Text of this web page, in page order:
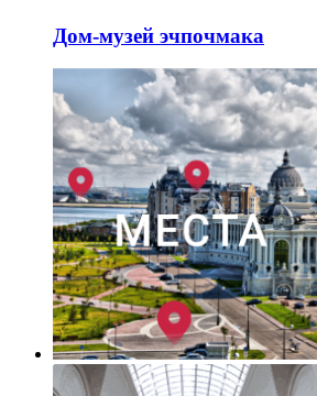
Дом-музей эчпочмака